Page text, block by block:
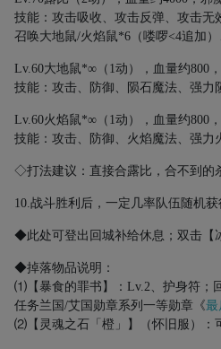
技能：攻击吸收、攻击反弹、攻击无
召唤大地鼠/火焰鼠*6 （喽啰<4追加）
Lv.60大地鼠*∞（ 1动），血量约800
技能：攻击、防御、陨石魔法、强力
Lv.60火焰鼠*∞（ 1动），血量约800
技能：攻击、防御、火焰魔法、强力
◇打法建议：直接合露比，合不到的
10.战斗胜利后，一定几率队伍随机
◆此处可登出回城补给休息；双击【
◆掉落物品说明：
⑴【暴食的罪书】： Lv.2、护身符；
任务兰国 /艾国勋章系列一等勋章《最
⑵【灵魂之石「橙」】（怀旧服）：